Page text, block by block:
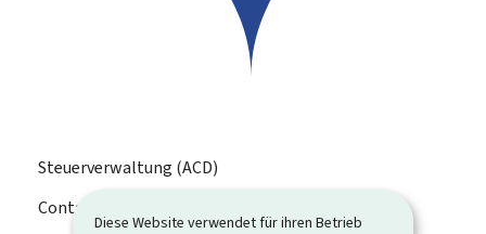
Diese Website verwendet für ihren Betrieb
Steuerverwaltung (ACD)
Contact Center